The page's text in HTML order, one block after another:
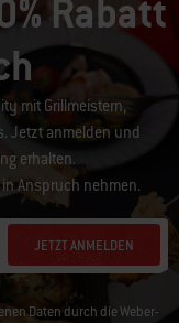
Rabatt
mit Grillmeistern,
Jetzt anmelden und
erhalten.
Anspruch nehmen.
JETZT ANMELDEN
Daten durch die Weber-